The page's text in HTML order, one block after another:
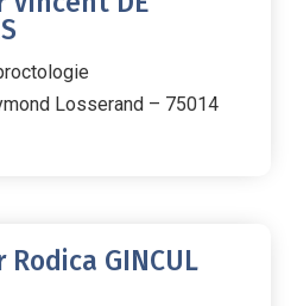
Losserand – 75014
GINCUL